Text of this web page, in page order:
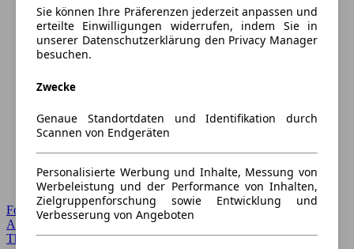
Forum Startseite
Alle Auto-Foren
Themen-Forum
Sie können Ihre Präferenzen jederzeit anpassen und
erteilte Einwilligungen widerrufen, indem Sie in
unserer Datenschutzerklärung den Privacy Manager
besuchen.
Zwecke
Genaue Standortdaten und Identifikation durch
Scannen von Endgeräten
Personalisierte Werbung und Inhalte, Messung von
Werbeleistung und der Performance von Inhalten,
Zielgruppenforschung sowie Entwicklung und
Verbesserung von Angeboten